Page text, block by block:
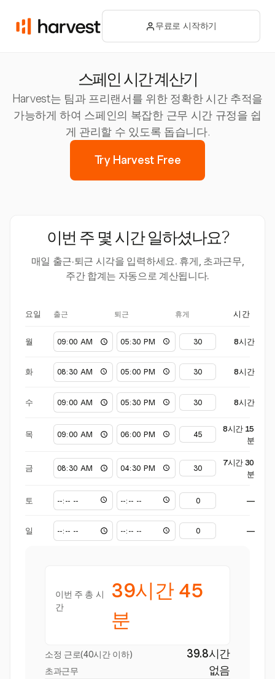
무료로 시작하기
스페인 시간 계산기
Harvest는 팀과 프리랜서를 위한 정확한 시간 추적을
가능하게 하여 스페인의 복잡한 근무 시간 규정을 쉽
게 관리할 수 있도록 돕습니다.
Try Harvest Free
이번 주 몇 시간 일하셨나요?
매일 출근·퇴근 시각을 입력하세요. 휴게, 초과근무,
주간 합계는 자동으로 계산됩니다.
요일 출근 퇴근 휴게 시간
월 8시간
화 8시간
수 8시간
목
8시간 15
분
금
7시간 30
분
토 —
일 —
이번 주 총 시
간
39시간 45
분
소정 근로(40시간 이하) 39.8시간
초과근무 없음